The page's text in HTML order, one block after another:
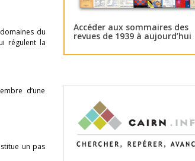
du
régulent la
d’une
un pas
Accéder aux sommaires des
revues de 1939 à aujourd’hui